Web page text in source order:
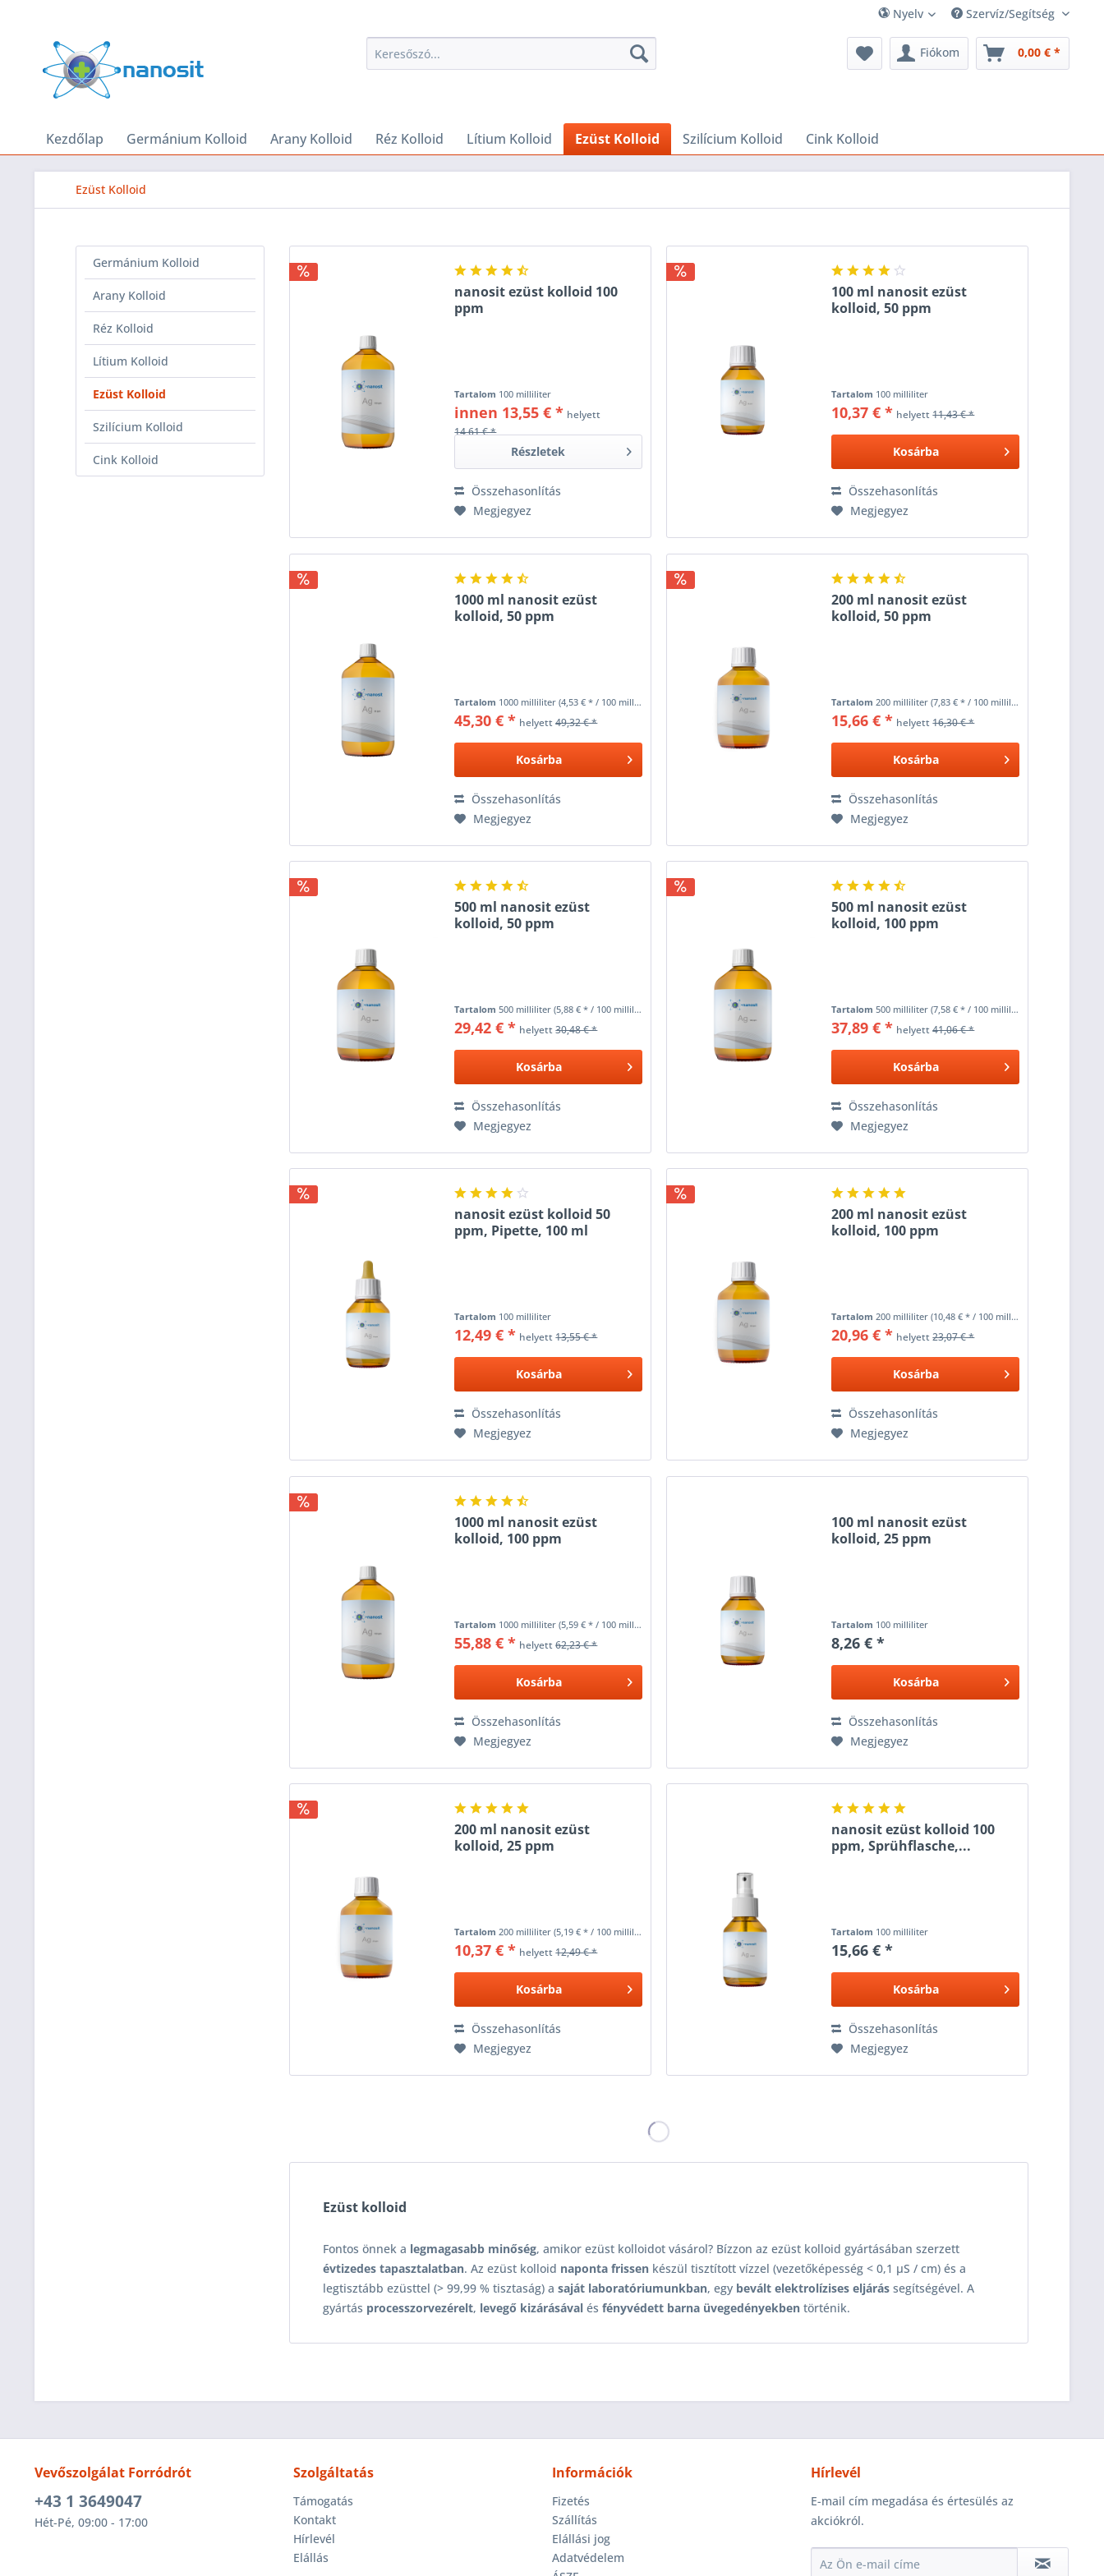
Nyelv Szervíz/Segítség
Fiókom 0,00 € *
Kezdőlap Germánium Kolloid Arany Kolloid Réz Kolloid Lítium Kolloid Ezüst Kolloid Szilícium Kolloid Cink Kolloid
Ezüst Kolloid
Germánium Kolloid
Arany Kolloid
Réz Kolloid
Lítium Kolloid
Ezüst Kolloid
Szilícium Kolloid
Cink Kolloid
nanosit ezüst kolloid 100
ppm
Tartalom 100 milliliter
innen 13,55 € * helyett
14,61 € *
Részletek
Összehasonlítás
Megjegyez
100 ml nanosit ezüst
kolloid, 50 ppm
Tartalom 100 milliliter
10,37 € * helyett11,43 € *
Kosárba
Összehasonlítás
Megjegyez
1000 ml nanosit ezüst
kolloid, 50 ppm
Tartalom 1000 milliliter(4,53 € * / 100 milliliter)
45,30 € * helyett49,32 € *
Kosárba
Összehasonlítás
Megjegyez
200 ml nanosit ezüst
kolloid, 50 ppm
Tartalom 200 milliliter(7,83 € * / 100 milliliter)
15,66 € * helyett16,30 € *
Kosárba
Összehasonlítás
Megjegyez
500 ml nanosit ezüst
kolloid, 50 ppm
Tartalom500 milliliter(5,88 € * / 100 milliliter)
29,42 € * helyett30,48 € *
Kosárba
Összehasonlítás
Megjegyez
500 ml nanosit ezüst
kolloid, 100 ppm
Tartalom500 milliliter(7,58 € * / 100 milliliter)
37,89 € * helyett41,06 € *
Kosárba
Összehasonlítás
Megjegyez
nanosit ezüst kolloid 50
ppm, Pipette, 100 ml
Tartalom 100 milliliter
12,49 € * helyett13,55 € *
Kosárba
Összehasonlítás
Megjegyez
200 ml nanosit ezüst
kolloid, 100 ppm
Tartalom200 milliliter(10,48 € * / 100 milliliter)
20,96 € * helyett23,07 € *
Kosárba
Összehasonlítás
Megjegyez
1000 ml nanosit ezüst
kolloid, 100 ppm
Tartalom 1000 milliliter(5,59 € * / 100 milliliter)
55,88 € * helyett62,23 € *
Kosárba
Összehasonlítás
Megjegyez
100 ml nanosit ezüst
kolloid, 25 ppm
Tartalom 100 milliliter
8,26 € *
Kosárba
Összehasonlítás
Megjegyez
200 ml nanosit ezüst
kolloid, 25 ppm
Tartalom200 milliliter(5,19 € * / 100 milliliter)
10,37 € * helyett12,49 € *
Kosárba
Összehasonlítás
Megjegyez
nanosit ezüst kolloid 100
ppm, Sprühflasche,...
Tartalom 100 milliliter
15,66 € *
Kosárba
Összehasonlítás
Megjegyez
Ezüst kolloid
Fontos önnek a legmagasabb minőség, amikor ezüst kolloidot vásárol? Bízzon az ezüst kolloid gyártásában szerzett
évtizedes tapasztalatban. Az ezüst kolloid naponta frissen készül tisztított vízzel (vezetőképesség < 0,1 μS / cm) és a
legtisztább ezüsttel (> 99,99 % tisztaság) a saját laboratóriumunkban, egy bevált elektrolízises eljárás segítségével. A
gyártás processzorvezérelt, levegő kizárásával és fényvédett barna üvegedényekben történik.
Vevőszolgálat Forródrót
+43 1 3649047
Hét-Pé, 09:00 - 17:00
Szolgáltatás
Támogatás
Kontakt
Hírlevél
Elállás
Információk
Fizetés
Szállítás
Elállási jog
Adatvédelem
Hírlevél
E-mail cím megadása és értesülés az
akciókról.